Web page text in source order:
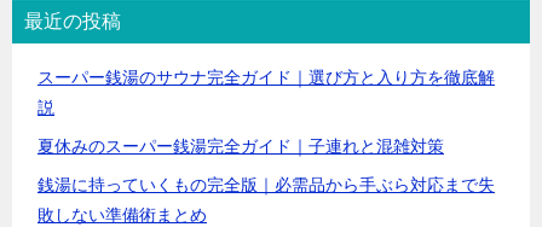
最近の投稿
スーパー銭湯のサウナ完全ガイド｜選び方と入り方を徹底解
説
夏休みのスーパー銭湯完全ガイド｜子連れと混雑対策
銭湯に持っていくもの完全版｜必需品から手ぶら対応まで失
敗しない準備術まとめ